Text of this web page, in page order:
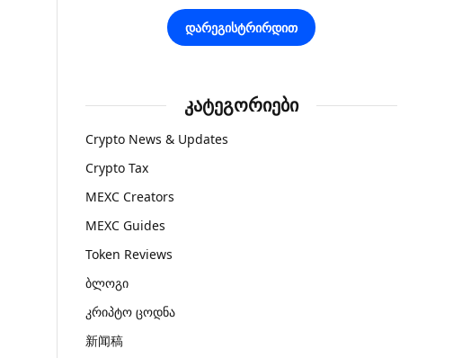
დარეგისტრირდით
კატეგორიები
Crypto News & Updates
Crypto Tax
MEXC Creators
MEXC Guides
Token Reviews
ბლოგი
კრიპტო ცოდნა
新闻稿